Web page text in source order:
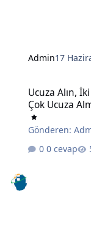
Admin17
Ucuza Alın,
Çok Ucuza
Gönderen:
0 cevap